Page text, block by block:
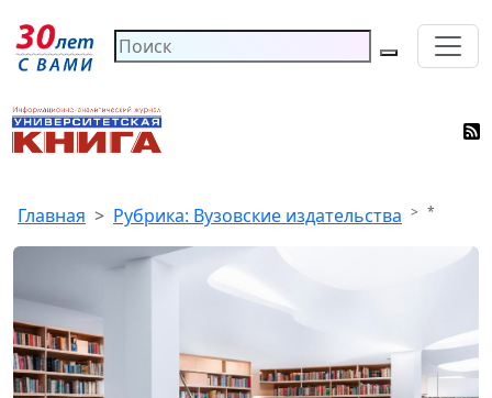
Главная Рубрика: Вузовские издательства *